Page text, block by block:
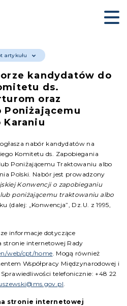
artykułu
kandydatów do
ds.
oraz
nabór kandydatów na
Komitetu ds. Zapobiegania
Poniżającemu Traktowaniu albo
Polski. Nabór jest prowadzony
Konwencji o zapobieganiu
poniżającemu traktowaniu albo
(dalej: „Konwencja”, Dz.U. z 1995,
informacje dotyczące
stronie internetowej Rady
web/cpt/home. Mogą również
Współpracy Międzynarodowej i
telefonicznie: +48 22
.
stronie internetowej